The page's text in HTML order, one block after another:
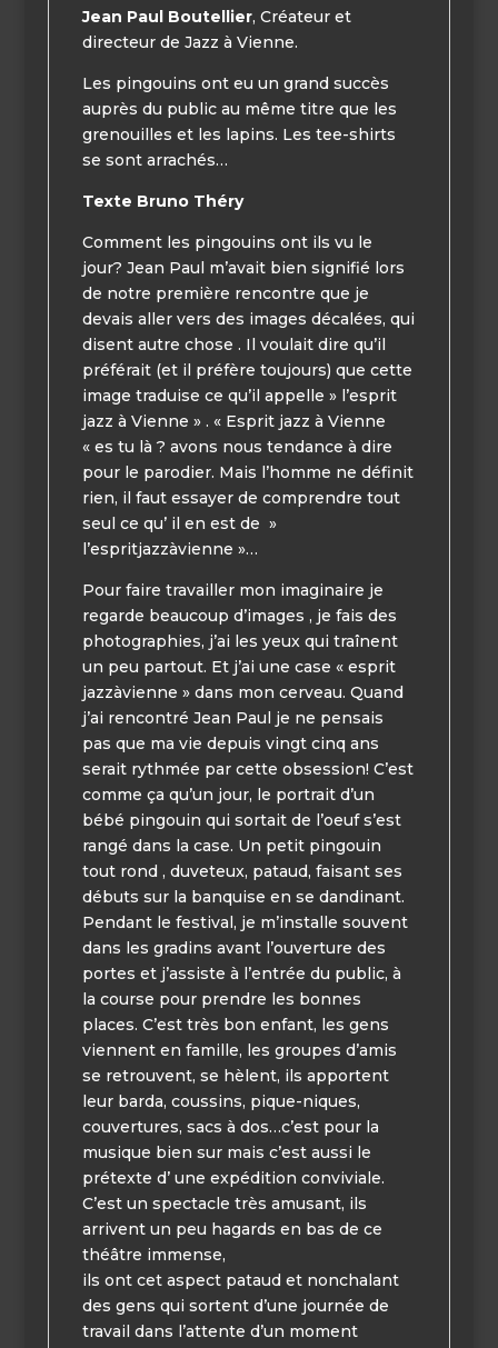
Jean Paul Boutellier, Créateur et
directeur de Jazz à Vienne.
Les pingouins ont eu un grand succès
auprès du public au même titre que les
grenouilles et les lapins. Les tee-shirts
se sont arrachés…
Texte Bruno Théry
Comment les pingouins ont ils vu le
jour? Jean Paul m’avait bien signifié lors
de notre première rencontre que je
devais aller vers des images décalées, qui
disent autre chose . Il voulait dire qu’il
préférait (et il préfère toujours) que cette
image traduise ce qu’il appelle » l’esprit
jazz à Vienne » . « Esprit jazz à Vienne
« es tu là ? avons nous tendance à dire
pour le parodier. Mais l’homme ne définit
rien, il faut essayer de comprendre tout
seul ce qu’ il en est de »
l’espritjazzàvienne »…
Pour faire travailler mon imaginaire je
regarde beaucoup d’images , je fais des
photographies, j’ai les yeux qui traînent
un peu partout. Et j’ai une case « esprit
jazzàvienne » dans mon cerveau. Quand
j’ai rencontré Jean Paul je ne pensais
pas que ma vie depuis vingt cinq ans
serait rythmée par cette obsession! C’est
comme ça qu’un jour, le portrait d’un
bébé pingouin qui sortait de l’oeuf s’est
rangé dans la case. Un petit pingouin
tout rond , duveteux, pataud, faisant ses
débuts sur la banquise en se dandinant.
Pendant le festival, je m’installe souvent
dans les gradins avant l’ouverture des
portes et j’assiste à l’entrée du public, à
la course pour prendre les bonnes
places. C’est très bon enfant, les gens
viennent en famille, les groupes d’amis
se retrouvent, se hèlent, ils apportent
leur barda, coussins, pique-niques,
couvertures, sacs à dos…c’est pour la
musique bien sur mais c’est aussi le
prétexte d’ une expédition conviviale.
C’est un spectacle très amusant, ils
arrivent un peu hagards en bas de ce
théâtre immense,
ils ont cet aspect pataud et nonchalant
des gens qui sortent d’une journée de
travail dans l’attente d’un moment